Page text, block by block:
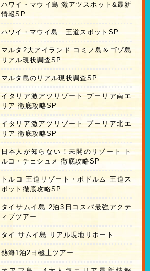
ハワイ・マウイ島 激アツスポット&最新
情報SP
ハワイ・マウイ島 王道スポットSP
マルタ2大アイランド コミノ島＆ゴゾ島
リアル現状調査SP
マルタ島のリアル現状調査SP
イタリア激アツリゾート プーリア南エ
リア 徹底攻略SP
イタリア激アツリゾート プーリア北エ
リア 徹底攻略SP
日本人が知らない！未開のリゾート ト
ルコ・チェシュメ 徹底攻略SP
トルコ 王道リゾート・ボドルム 王道ス
ポット徹底攻略SP
タイサムイ島 2泊3日コスパ最強アクテ
ィブツアー
タイ サムイ島 リアル現地リポート
熱海1泊2日極上ツアー